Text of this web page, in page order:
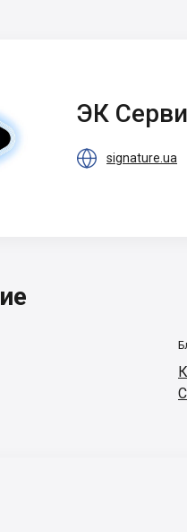
ЭК
 signature.ua